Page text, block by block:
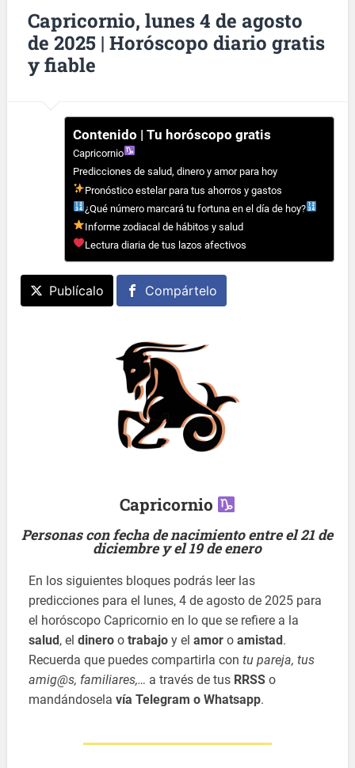
Capricornio, lunes 4 de agosto
de 2025 | Horóscopo diario gratis
y fiable
Contenido | Tu horóscopo gratis
Capricornio
Predicciones de salud, dinero y amor para hoy
Pronóstico estelar para tus ahorros y gastos
¿Qué número marcará tu fortuna en el día de hoy?
Informe zodiacal de hábitos y salud
Lectura diaria de tus lazos afectivos
Publícalo Compártelo
Capricornio
Personas con fecha de nacimiento entre el 21 de
diciembre y el 19 de enero
En los siguientes bloques podrás leer las
predicciones para el lunes, 4 de agosto de 2025 para
el horóscopo Capricornio en lo que se refiere a la
salud , eldinero otrabajo y elamor oamistad .
Recuerda que puedes compartirla contu pareja, tus
amig@s, familiares,… a través de tus RRSS o
mandándoselavía Telegram o Whatsapp.